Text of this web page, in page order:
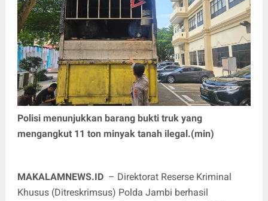
Polisi menunjukkan barang bukti truk yang
mengangkut 11 ton minyak tanah ilegal.(min)
MAKALAMNEWS.ID– Direktorat Reserse Kriminal
Khusus (Ditreskrimsus) Polda Jambi berhasil